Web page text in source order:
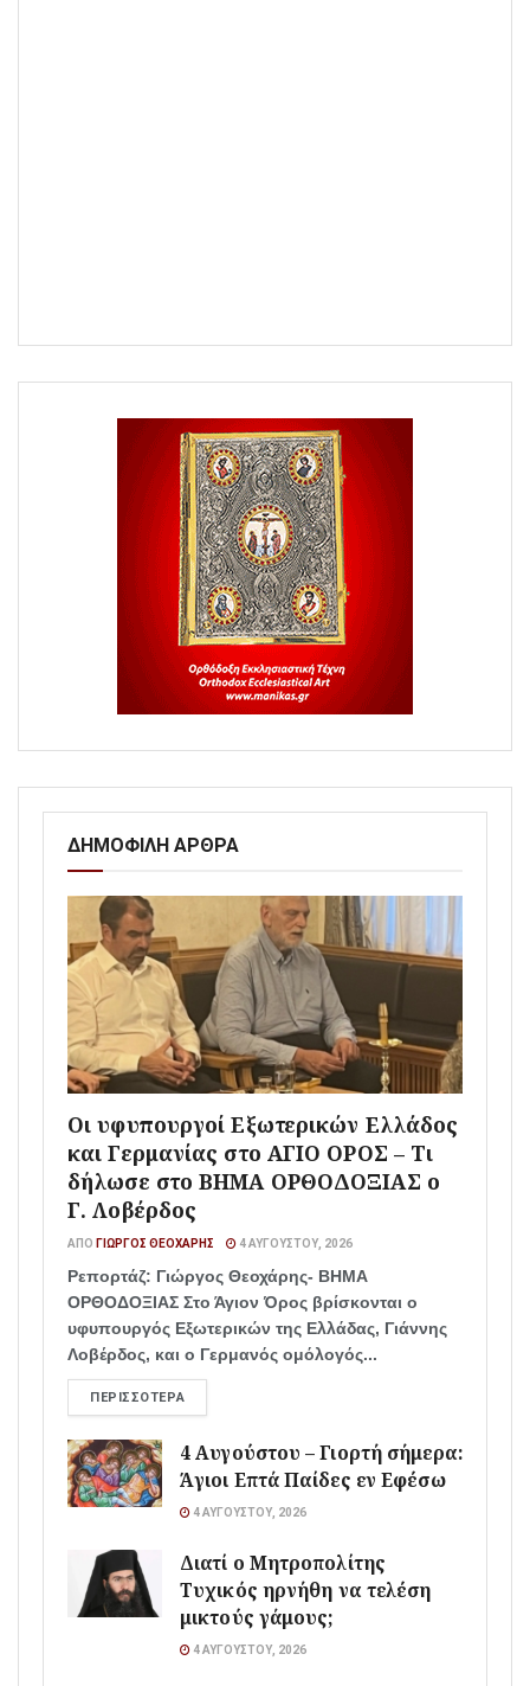
ΔΗΜΟΦΙΛΗ ΑΡΘΡΑ
Οι υφυπουργοί Εξωτερικών Ελλάδος
και Γερμανίας στο ΑΓΙΟ ΟΡΟΣ – Τι
δήλωσε στο ΒΗΜΑ ΟΡΘΟΔΟΞΙΑΣ ο
Γ. Λοβέρδος
ΑΠΌ ΓΙΏΡΓΟΣ ΘΕΟΧΆΡΗΣ 4 ΑΥΓΟΎΣΤΟΥ, 2026
Ρεπορτάζ: Γιώργος Θεοχάρης- ΒΗΜΑ
ΟΡΘΟΔΟΞΙΑΣ Στο Άγιον Όρος βρίσκονται ο
υφυπουργός Εξωτερικών της Ελλάδας, Γιάννης
Λοβέρδος, και ο Γερμανός ομόλογός...
ΠΕΡΙΣΣΌΤΕΡΑ
4 Αυγούστου – Γιορτή σήμερα:
Άγιοι Επτά Παίδες εν Εφέσω
4 ΑΥΓΟΎΣΤΟΥ, 2026
Διατί ο Μητροπολίτης
Τυχικός ηρνήθη να τελέση
μικτούς γάμους;
4 ΑΥΓΟΎΣΤΟΥ, 2026